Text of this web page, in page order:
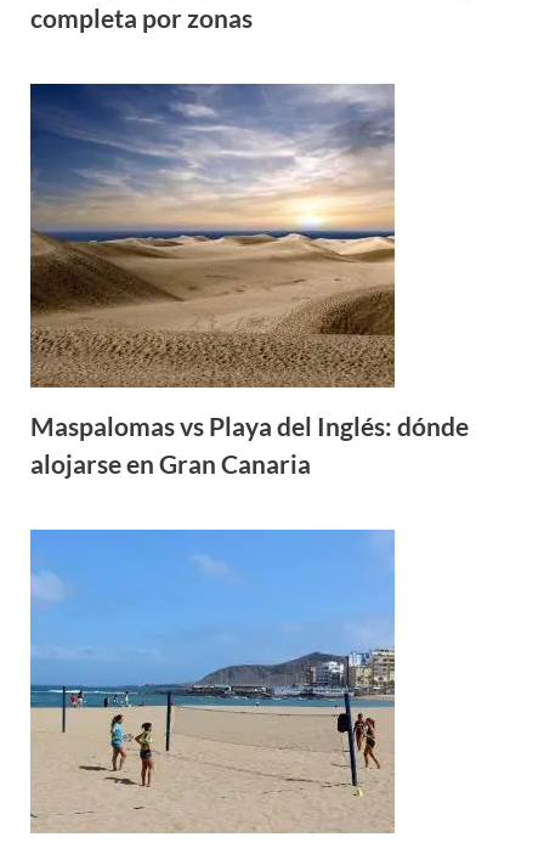
completa por zonas
Maspalomas vs Playa del Inglés: dónde
alojarse en Gran Canaria